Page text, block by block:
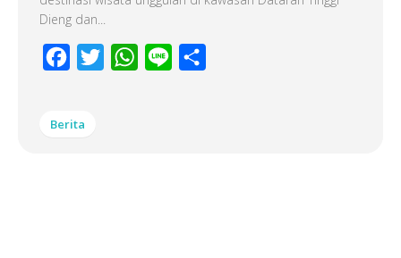
Dieng dan...
Facebook
Twitter WhatsApp
Line
Berita